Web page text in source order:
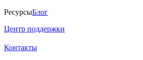
РесурсыБлог
Центр поддержки
Контакты